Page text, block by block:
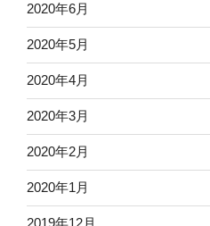
2020年6月
2020年5月
2020年4月
2020年3月
2020年2月
2020年1月